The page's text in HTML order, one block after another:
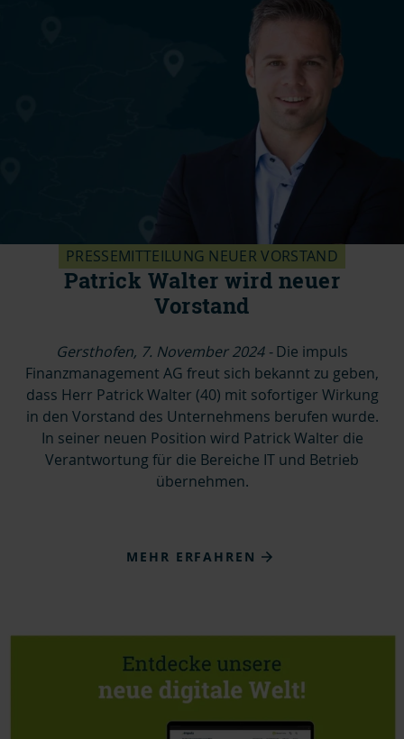
PRESSEMITTEILUNG NEUER VORSTAND
Patrick Walter wird neuer
Vorstand
Gersthofen, 7. November 2024 -Die impuls
Finanzmanagement AG freut sich bekannt zu geben,
dass Herr Patrick Walter (40) mit sofortiger Wirkung
in den Vorstand des Unternehmens berufen wurde.
In seiner neuen Position wird Patrick Walter die
Verantwortung für die Bereiche IT und Betrieb
übernehmen.
MEHR ERFAHREN